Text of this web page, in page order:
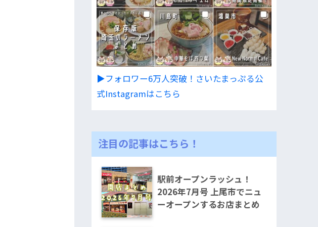
▶︎フォロワー6万人突破！さいたまっぷる公
式Instagramはこちら
注目の記事はこちら！
駅前オープンラッシュ！
2026年7月号 上尾市でニュ
ーオープンするお店まとめ